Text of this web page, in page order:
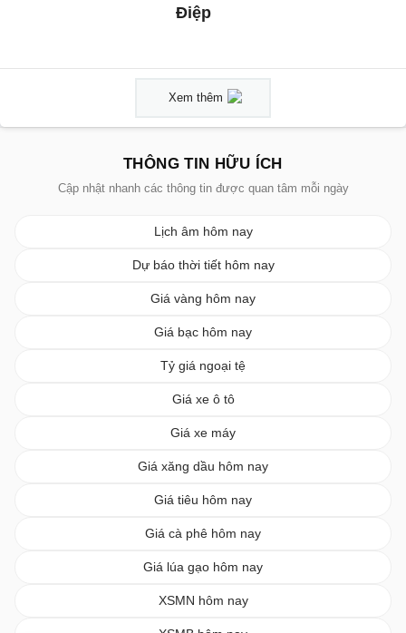
Điệp
Xem thêm
THÔNG TIN HỮU ÍCH
Cập nhật nhanh các thông tin được quan tâm mỗi ngày
Lịch âm hôm nay
Dự báo thời tiết hôm nay
Giá vàng hôm nay
Giá bạc hôm nay
Tỷ giá ngoại tệ
Giá xe ô tô
Giá xe máy
Giá xăng dầu hôm nay
Giá tiêu hôm nay
Giá cà phê hôm nay
Giá lúa gạo hôm nay
XSMN hôm nay